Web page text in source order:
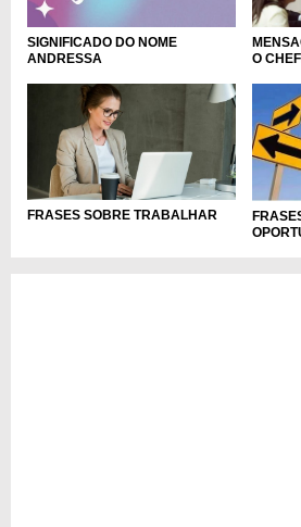
SIGNIFICADO DO NOME
ANDRESSA
O
FRASES SOBRE TRABALHAR